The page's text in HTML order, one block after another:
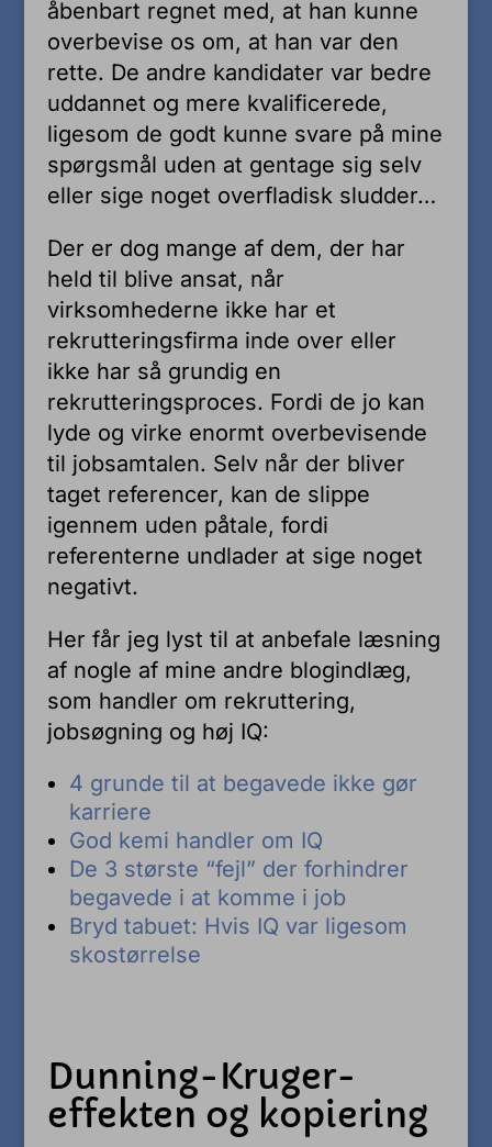
åbenbart regnet med, at han kunne
overbevise os om, at han var den
rette. De andre kandidater var bedre
uddannet og mere kvalificerede,
ligesom de godt kunne svare på mine
spørgsmål uden at gentage sig selv
eller sige noget overfladisk sludder…
Der er dog mange af dem, der har
held til blive ansat, når
virksomhederne ikke har et
rekrutteringsfirma inde over eller
ikke har så grundig en
rekrutteringsproces. Fordi de jo kan
lyde og virke enormt overbevisende
til jobsamtalen. Selv når der bliver
taget referencer, kan de slippe
igennem uden påtale, fordi
referenterne undlader at sige noget
negativt.
Her får jeg lyst til at anbefale læsning
af nogle af mine andre blogindlæg,
som handler om rekruttering,
jobsøgning og høj IQ:
4 grunde til at begavede ikke gør
karriere
God kemi handler om IQ
De 3 største “fejl” der forhindrer
begavede i at komme i job
Bryd tabuet: Hvis IQ var ligesom
skostørrelse
Dunning-Kruger-
effekten og kopiering